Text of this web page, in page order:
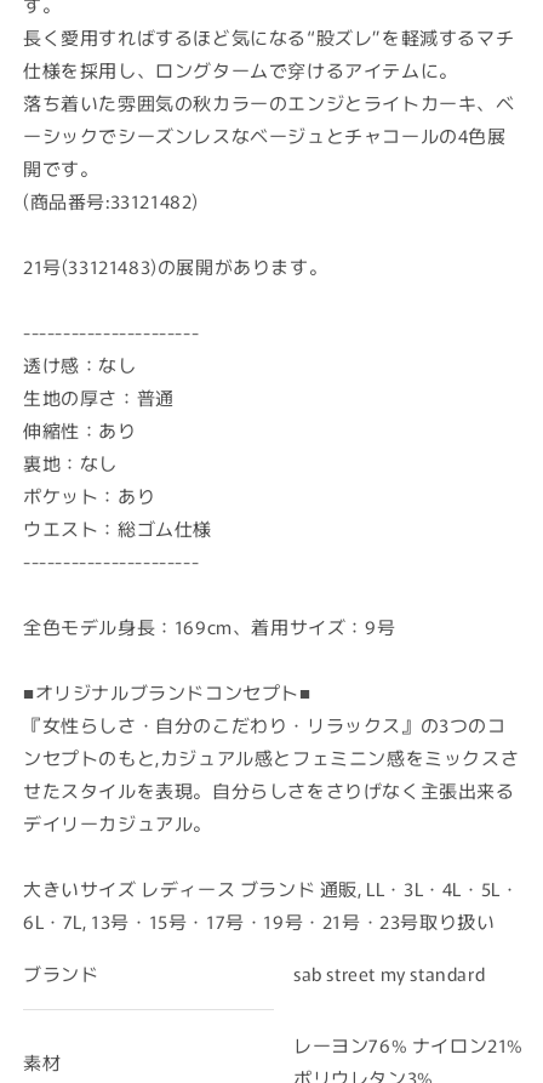
長く愛用すればするほど気になる“股ズレ”を軽減するマチ
仕様を採用し、ロングタームで穿けるアイテムに。
落ち着いた雰囲気の秋カラーのエンジとライトカーキ、ベ
ーシックでシーズンレスなベージュとチャコールの4色展
開です。
(商品番号:33121482)
21号(33121483)の展開があります。
----------------------
透け感：なし
生地の厚さ：普通
伸縮性：あり
裏地：なし
ポケット：あり
ウエスト：総ゴム仕様
----------------------
全色モデル身長：169cm、着用サイズ：9号
■オリジナルブランドコンセプト■
『女性らしさ・自分のこだわり・リラックス』の3つのコ
ンセプトのもと,カジュアル感とフェミニン感をミックスさ
せたスタイルを表現。自分らしさをさりげなく主張出来る
デイリーカジュアル。
大きいサイズ レディース ブランド 通販, LL・3L・4L・5L・
6L・7L, 13号・15号・17号・19号・21号・23号取り扱い
ブランド sab street my standard
素材
レーヨン76% ナイロン21%
ポリウレタン3%